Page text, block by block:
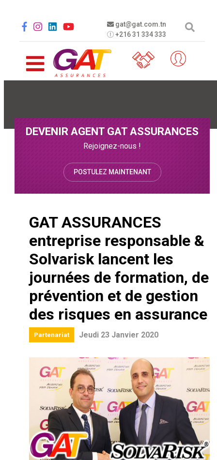
gat@gat.com.tn
+216 31 334 333
Social menu
DEVENIR AGENT GAT ASSURANCES
Rejoignez-nous !
POSTULEZ MAINTENANT
GAT ASSURANCES
entreprise responsable &
Solvarisk lancent les
journées de formation, de
prévention et de gestion
des risques en assurance
Partenariat Jeudi 23 Janvier 2020